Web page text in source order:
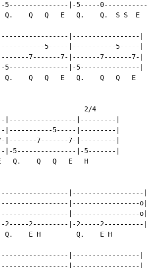
|-5-----0-----------|
Q.    Q   Q   E   Q.    Q.  S S  E
|-----------------|
5-----|-----------5-----|
7-------7-|-------7-------7-|
|-5---------------|
Q.    Q   Q   E   Q.    Q   Q   E
2/4
|-----------------|---------|
|-----------5-----|---------|
|-------7-------7-|---------|
|-5---------------|-5-------|
Q.    Q   Q   E   H
|------------------||
|-----------------o||
|-----------------o||
2---------|-2-----2----------||
Q.    E H         Q.    E H
|-----------------|
|-----------------|